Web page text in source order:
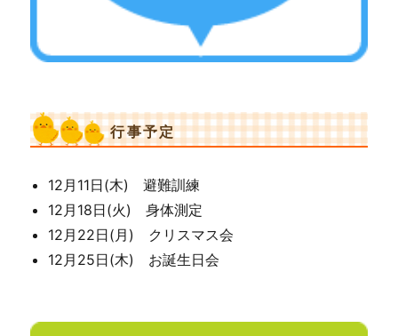
行事予定
12月11日(木) 避難訓練
12月18日(火) 身体測定
12月22日(月) クリスマス会
12月25日(木) お誕生日会